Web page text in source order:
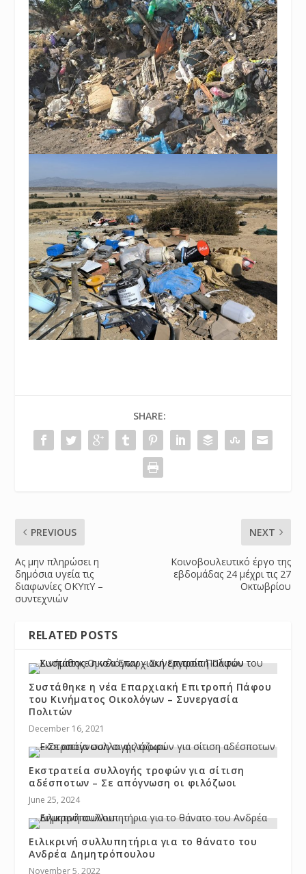
SHARE:
PREVIOUS
Ας μην πληρώσει η
δημόσια υγεία τις
διαφωνίες ΟΚΥπΥ –
συντεχνιών
NEXT
Κοινοβουλευτικό έργο της
εβδομάδας 24 μέχρι τις 27
Οκτωβρίου
RELATED POSTS
Συστάθηκε η νέα Επαρχιακή Επιτροπή Πάφου
του Κινήματος Οικολόγων – Συνεργασία
Πολιτών
December 16, 2021
Εκστρατεία συλλογής τροφών για σίτιση
αδέσποτων – Σε απόγνωση οι φιλόζωοι
June 25, 2024
Ειλικρινή συλλυπητήρια για το θάνατο του
Ανδρέα Δημητρόπουλου
November 5, 2022